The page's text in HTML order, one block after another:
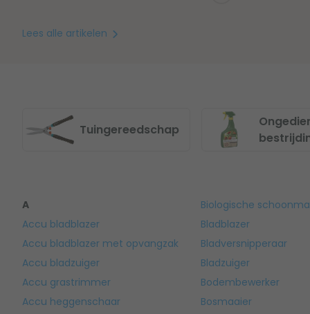
Lees alle artikelen
Tuingereedschap
A
Accu bladblazer
Accu bladblazer met opvangzak
Accu bladzuiger
Accu grastrimmer
Accu heggenschaar
Biologische
Bladblazer
Bladversnipperaar
Bladzuiger
Bodembewerker
Bosmaaier